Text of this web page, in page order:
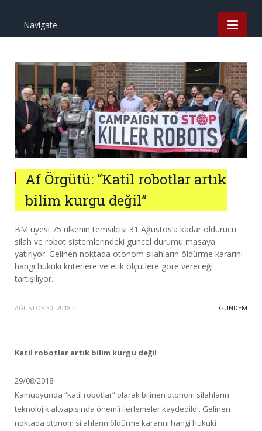
Navigate
Af Örgütü: “Katil robotlar artık
bilim kurgu değil”
BM üyesi 75 ülkenin temsilcisi 31 Ağustos’a kadar öldürücü
silah ve robot sistemlerindeki güncel durumu masaya
yatırıyor. Gelinen noktada otonom silahların öldürme kararını
hangi hukuki kriterlere ve etik ölçütlere göre vereceği
tartışılıyor.
AĞUSTOS 30, 2018 · GÜNDEM
Katil robotlar artık bilim kurgu değil
29/08/2018
Kamuoyunda “katil robotlar” olarak bilinen otonom silahların
teknolojik altyapısında önemli ilerlemeler kaydedildi. Gelinen
noktada otonom silahların öldürme kararını hangi hukuki